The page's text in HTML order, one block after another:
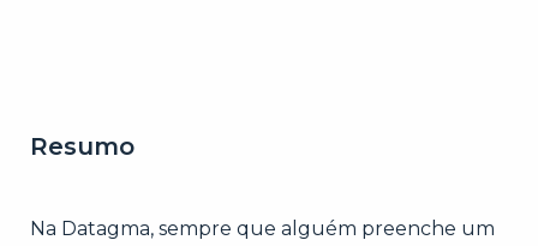
Resumo
Na Datagma, sempre que alguém preenche um